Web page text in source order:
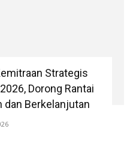
Strategis
Dorong Rantai
dan Berkelanjutan